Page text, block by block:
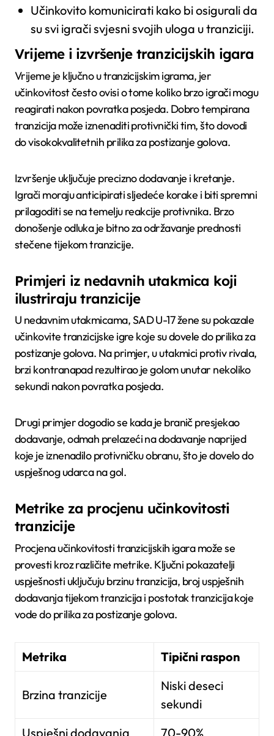
Učinkovito komunicirati kako bi osigurali da
su svi igrači svjesni svojih uloga u tranziciji.
Vrijeme i izvršenje tranzicijskih igara
Vrijeme je ključno u tranzicijskim igrama, jer
učinkovitost često ovisi o tome koliko brzo igrači mogu
reagirati nakon povratka posjeda. Dobro tempirana
tranzicija može iznenaditi protivnički tim, što dovodi
do visokokvalitetnih prilika za postizanje golova.
Izvršenje uključuje precizno dodavanje i kretanje.
Igrači moraju anticipirati sljedeće korake i biti spremni
prilagoditi se na temelju reakcije protivnika. Brzo
donošenje odluka je bitno za održavanje prednosti
stečene tijekom tranzicije.
Primjeri iz nedavnih utakmica koji
ilustriraju tranzicije
U nedavnim utakmicama, SAD U-17 žene su pokazale
učinkovite tranzicijske igre koje su dovele do prilika za
postizanje golova. Na primjer, u utakmici protiv rivala,
brzi kontranapad rezultirao je golom unutar nekoliko
sekundi nakon povratka posjeda.
Drugi primjer dogodio se kada je branič presjekao
dodavanje, odmah prelazeći na dodavanje naprijed
koje je iznenadilo protivničku obranu, što je dovelo do
uspješnog udarca na gol.
Metrike za procjenu učinkovitosti
tranzicije
Procjena učinkovitosti tranzicijskih igara može se
provesti kroz različite metrike. Ključni pokazatelji
uspješnosti uključuju brzinu tranzicija, broj uspješnih
dodavanja tijekom tranzicija i postotak tranzicija koje
vode do prilika za postizanje golova.
Metrika Tipični raspon
Brzina tranzicije
Niski deseci
sekundi
Uspješni dodavanja
70-90%